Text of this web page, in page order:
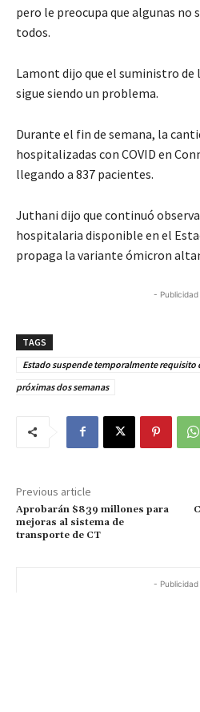
pero le preocupa que algunas no
todos.
Lamont dijo que el suministro de
sigue siendo un problema.
Durante el fin de semana, la
hospitalizadas con COVID en
llegando a 837 pacientes.
Juthani dijo que continuó
hospitalaria disponible en el
propaga la variante ómicron
- Publicidad
TAGS
Estado suspende temporalmente requisito
próximas dos semanas
Previous article
Aprobarán $839 millones para
mejoras al sistema de
transporte de CT
- Publicidad